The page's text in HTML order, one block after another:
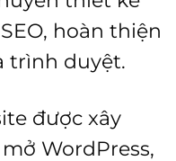
hoàn thiện
trình duyệt.
được xây
WordPress,